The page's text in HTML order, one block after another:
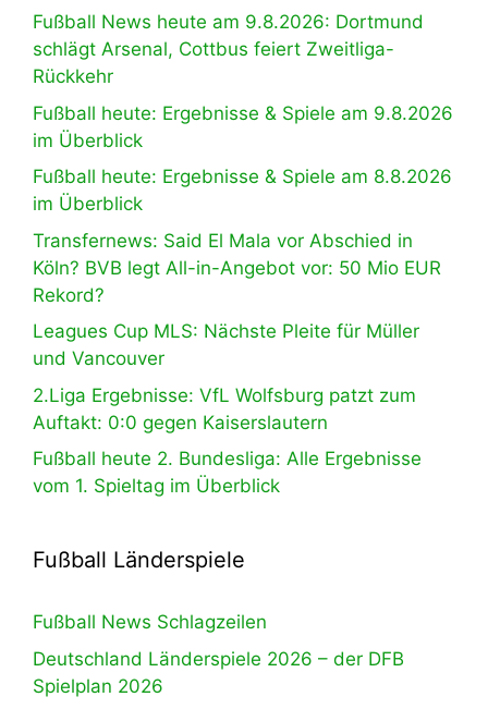
Fußball News heute am 9.8.2026: Dortmund
schlägt Arsenal, Cottbus feiert Zweitliga-
Rückkehr
Fußball heute: Ergebnisse & Spiele am 9.8.2026
im Überblick
Fußball heute: Ergebnisse & Spiele am 8.8.2026
im Überblick
Transfernews: Said El Mala vor Abschied in
Köln? BVB legt All-in-Angebot vor: 50 Mio EUR
Rekord?
Leagues Cup MLS: Nächste Pleite für Müller
und Vancouver
2.Liga Ergebnisse: VfL Wolfsburg patzt zum
Auftakt: 0:0 gegen Kaiserslautern
Fußball heute 2. Bundesliga: Alle Ergebnisse
vom 1. Spieltag im Überblick
Fußball Länderspiele
Fußball News Schlagzeilen
Deutschland Länderspiele 2026 – der DFB
Spielplan 2026